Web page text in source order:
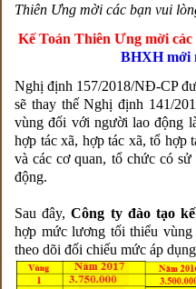
Thiên Ưng mời các bạn vui
Kế Toán Thiên Ưng mời các
BHXH mới
Nghị định 157/2018/NĐ-CP
sẽ thay thế Nghị định 141/
vùng đối với người lao động
hợp tác xã, hợp tác xã, tổ hợp
và các cơ quan, tổ chức có
động.
Sau đây,Công ty đào tạo
hợp mức lương tối thiểu vùng
theo dõi đối chiếu mức áp